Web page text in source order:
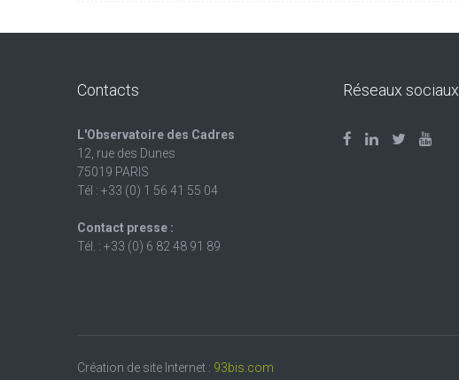
Contacts
L'Observatoire des Cadres
12, rue des Dunes
75019 PARIS
Tél : +33 (0) 1 56 41 55 04
Contact presse :
Tél. : +33 (0) 6 82 48 91 89
Réseaux sociaux
Création de site Internet : 93bis.com